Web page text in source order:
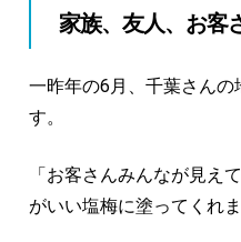
家族、友人、お客
一昨年の6月、千葉さん
す。
「お客さんみんなが見え
がいい塩梅に塗ってくれま